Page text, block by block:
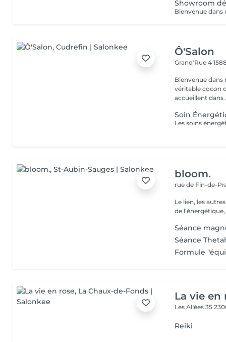
Showroom
Ô'Salon
Grand'Rue 4
Bienvenue dans
véritable cocon de beauté
accueillent dans
Soin
bloom.
rue de Fin-de-
Le lien, les autres, c'est
de
Séance
Séance
Formule
La vie en
Les Allées 35
Reiki